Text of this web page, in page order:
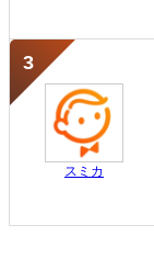
スミカ